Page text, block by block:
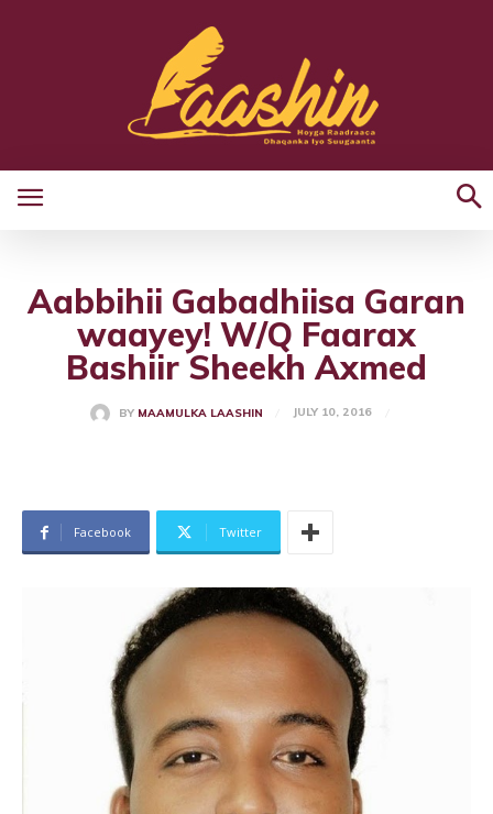
Aabbihii Gabadhiisa Garan
waayey! W/Q Faarax
Bashiir Sheekh Axmed
BY MAAMULKA LAASHIN JULY 10, 2016
Facebook Twitter